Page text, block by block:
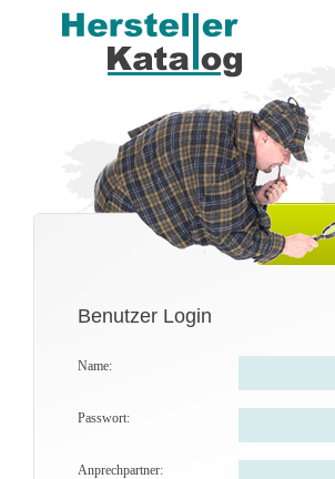
Benutzer Login
Name:
Passwort:
Anprechpartner: